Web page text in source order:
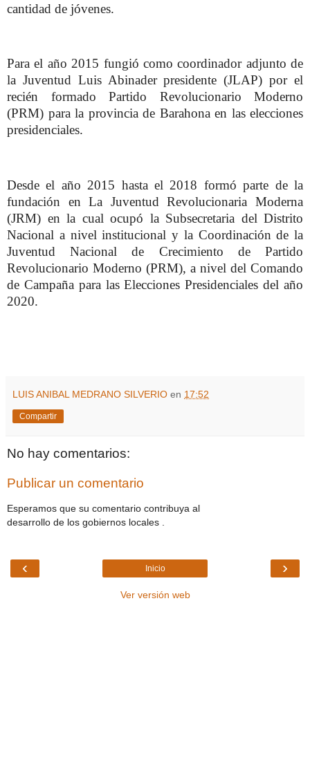
cantidad de jóvenes.
Para el año 2015 fungió como coordinador adjunto de
la Juventud Luis Abinader presidente (JLAP) por el
recién formado Partido Revolucionario Moderno
(PRM) para la provincia de Barahona en las elecciones
presidenciales.
Desde el año 2015 hasta el 2018 formó parte de la
fundación en La Juventud Revolucionaria Moderna
(JRM) en la cual ocupó la Subsecretaria del Distrito
Nacional a nivel institucional y la Coordinación de la
Juventud Nacional de Crecimiento de Partido
Revolucionario Moderno (PRM), a nivel del Comando
de Campaña para las Elecciones Presidenciales del año
2020.
LUIS ANIBAL MEDRANO SILVERIO en 17:52
Compartir
No hay comentarios:
Publicar un comentario
Esperamos que su comentario contribuya al
desarrollo de los gobiernos locales .
‹ ›
Inicio
Ver versión web